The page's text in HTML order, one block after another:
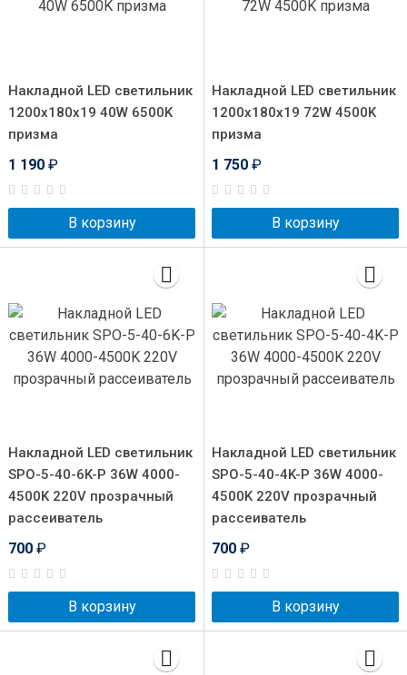
Накладной LED светильник
1200x180x19 40W 6500K
призма
1 190 ₽
В корзину
Накладной LED светильник
1200x180x19 72W 4500K
призма
1 750 ₽
В корзину
Накладной LED светильник
SPO-5-40-6K-P 36W 4000-
4500K 220V прозрачный
рассеиватель
700 ₽
В корзину
Накладной LED светильник
SPO-5-40-4K-P 36W 4000-
4500K 220V прозрачный
рассеиватель
700 ₽
В корзину